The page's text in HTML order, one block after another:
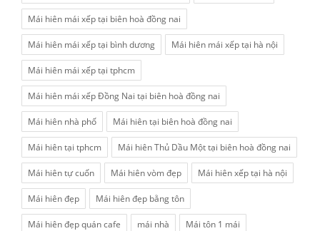
Mái hiên mái xếp tại biên hoà đồng nai
Mái hiên mái xếp tại bình dương Mái hiên mái xếp tại hà nội
Mái hiên mái xếp tại tphcm
Mái hiên mái xếp Đồng Nai tại biên hoà đồng nai
Mái hiên nhà phố Mái hiên tại biên hoà đồng nai
Mái hiên tại tphcm Mái hiên Thủ Dầu Một tại biên hoà đồng nai
Mái hiên tự cuốn Mái hiên vòm đẹp Mái hiên xếp tại hà nội
Mái hiên đẹp Mái hiên đẹp bằng tôn
Mái hiên đẹp quán cafe mái nhà Mái tôn 1 mái